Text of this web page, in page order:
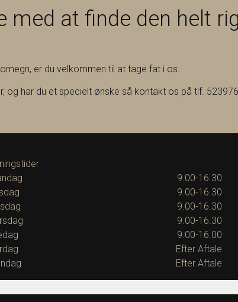
med at finde den helt
er du velkommen til at tage fat i os.
og har du et specielt ønske så kontakt os på tlf.
9.00-16.30
9.00-16.30
9.00-16.30
9.00-16.30
9.00-16.00
Efter Aftale
Efter Aftale